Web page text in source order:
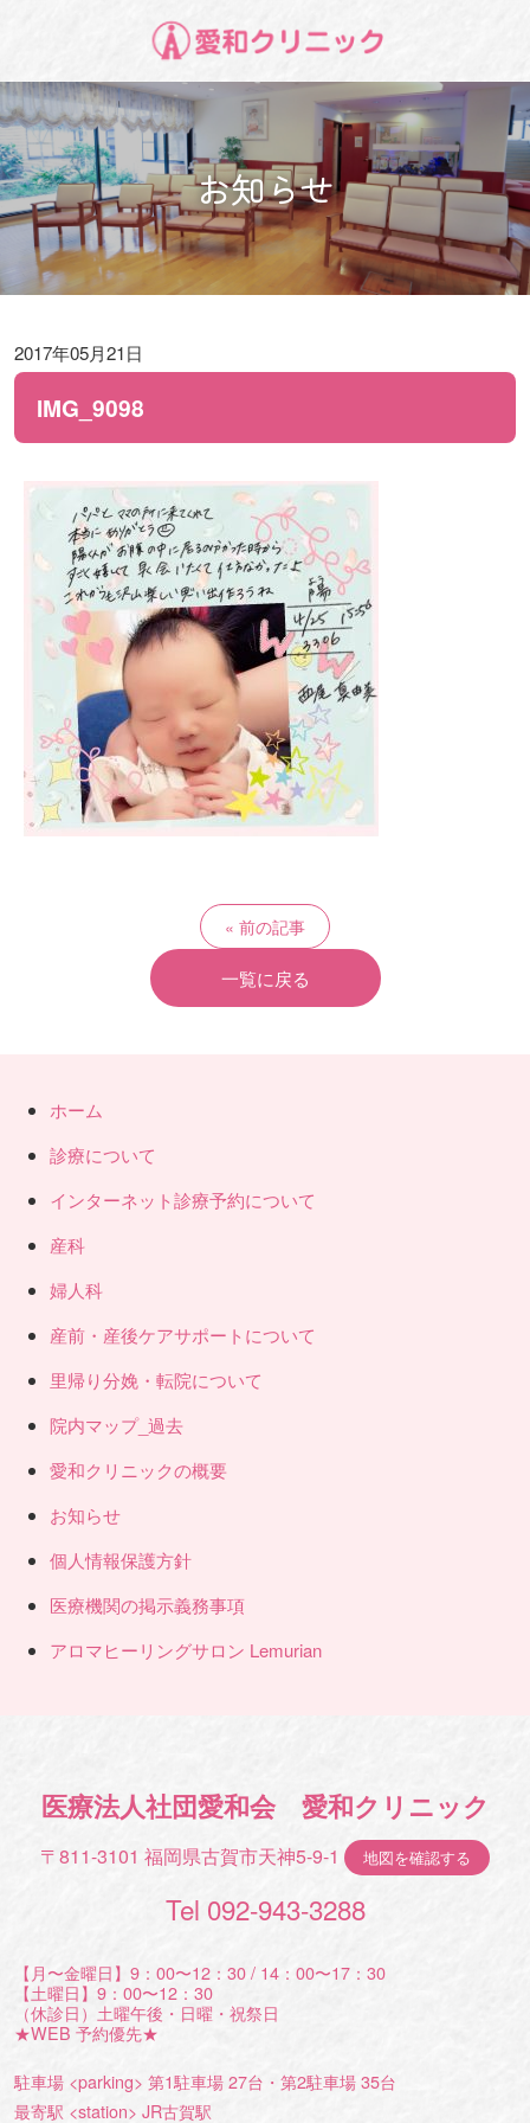
お知らせ
2017年05月21日
IMG_9098
前の記事
一覧に戻る
ホーム
診療について
インターネット診療予約について
産科
婦人科
産前・産後ケアサポートについて
里帰り分娩・転院について
院内マップ_過去
愛和クリニックの概要
お知らせ
個人情報保護方針
医療機関の掲示義務事項
アロマヒーリングサロン Lemurian
医療法人社団愛和会 愛和クリニック
〒811-3101 福岡県古賀市天神5-9-1 地図を確認する
Tel 092-943-3288
【月〜金曜日】9：00〜12：30 / 14：00〜17：30
【土曜日】9：00〜12：30
（休診日）土曜午後・日曜・祝祭日
★WEB 予約優先★
駐車場 <parking> 第1駐車場 27台・第2駐車場 35台
最寄駅 <station> JR古賀駅